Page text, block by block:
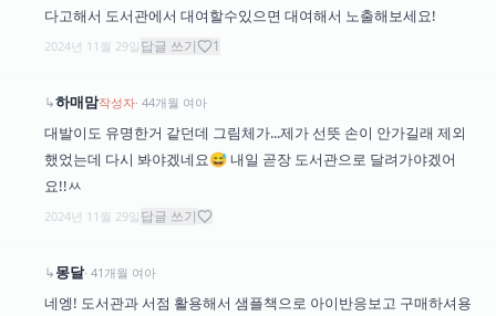
다고해서 도서관에서 대여할수있으면 대여해서 노출해보세요!
2024년 11월 29일 답글 쓰기 1
↳하매맘작성자· 44개월 여아
대발이도 유명한거 같던데 그림체가...제가 선뜻 손이 안가길래 제외
했었는데 다시 봐야겠네요😅 내일 곧장 도서관으로 달려가야겠어
요!!ㅆ
2024년 11월 29일 답글 쓰기
↳몽달· 41 개월 여아
네엥! 도서관과 서점 활용해서 샘플책으로 아이반응보고 구매하셔용